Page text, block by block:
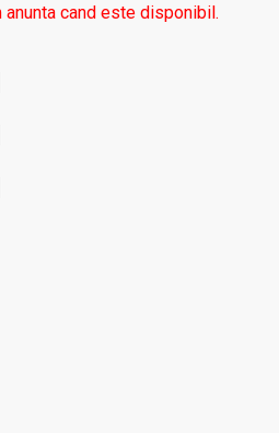
cand este disponibil.